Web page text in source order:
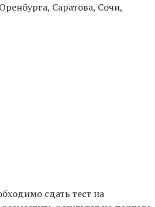
Саратова, Сочи,
сдать тест на